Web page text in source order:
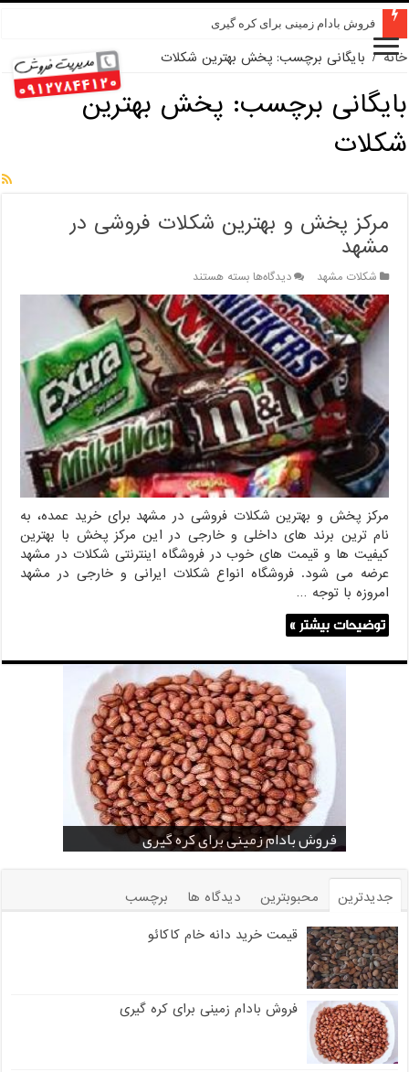
فروش بادام زمینی برای کره گیری
خانه / بایگانی برچسب: پخش بهترین شکلات
بایگانی برچسب: پخش بهترین
شکلات
مرکز پخش و بهترین شکلات فروشی در
مشهد
شکلات مشهد دیدگاه‌هابرای
مرکز
پخش
و
بهترین
شکلات
فروشی
در
مشهد
بسته هستند
مرکز پخش و بهترین شکلات فروشی در مشهد برای خرید عمده، به
نام ترین برند های داخلی و خارجی در این مرکز پخش با بهترین
کیفیت ها و قیمت های خوب در فروشگاه اینترنتی شکلات در مشهد
عرضه می شود. فروشگاه انواع شکلات ایرانی و خارجی در مشهد
امروزه با توجه …
توضیحات بیشتر »
قیمت خرید دانه خام کاکائو
فروش بادام زمینی برای کره گیری
خرید عمده کنجد در تهران
خرید عمده کنجد سیاه و سفید
خرید بادام زمینی فله
خرید عمده کنجد سیاه
خرید عمده کنجد سفید
قیمت خرید کافی میت در کرمان
فروش انواع کنجد در یزد ( Sesame )
جدیدترین محبوبترین دیدگاه ها
برچسب
قیمت خرید دانه خام کاکائو
فروش بادام زمینی برای کره گیری